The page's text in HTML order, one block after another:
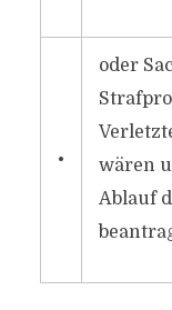
•
oder
wären
Ablauf